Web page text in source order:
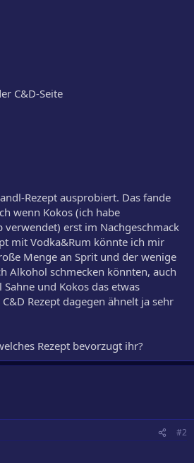
C&D-Seite
Rezept ausprobiert. Das fande
wenn Kokos (ich habe
verwendet) erst im Nachgeschmack
mit Vodka&Rum könnte ich mir
Menge an Sprit und der wenige
Alkohol schmecken könnten, auch
und Kokos das etwas
Rezept dagegen ähnelt ja sehr
Rezept bevorzugt ihr?
#2